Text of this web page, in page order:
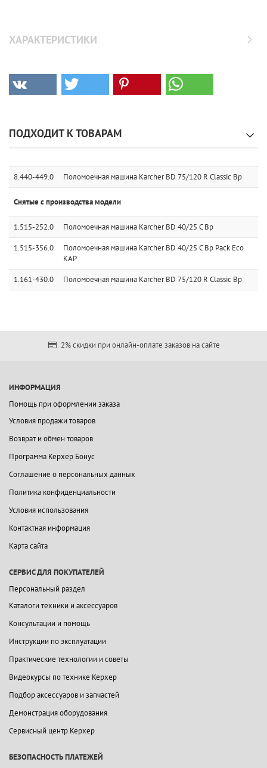
ХАРАКТЕРИСТИКИ
ПОДХОДИТ К ТОВАРАМ
8.440-449.0 Поломоечная машина Karcher BD 75/120 R Classic Bp
Снятые с производства модели
1.515-252.0 Поломоечная машина Karcher BD 40/25 C Bp
1.515-356.0
Поломоечная машина Karcher BD 40/25 C Bp Pack Eco
KAP
1.161-430.0 Поломоечная машина Karcher BD 75/120 R Classic Bp
2% скидки при онлайн-оплате заказов на сайте
ИНФОРМАЦИЯ
Помощь при оформлении заказа
Условия продажи товаров
Возврат и обмен товаров
Программа Керхер Бонус
Соглашение о персональных данных
Политика конфиденциальности
Условия использования
Контактная информация
Карта сайта
СЕРВИС ДЛЯ ПОКУПАТЕЛЕЙ
Персональный раздел
Каталоги техники и аксессуаров
Консультации и помощь
Инструкции по эксплуатации
Практические технологии и советы
Видеокурсы по технике Керхер
Подбор аксессуаров и запчастей
Демонстрация оборудования
Сервисный центр Керхер
БЕЗОПАСНОСТЬ ПЛАТЕЖЕЙ